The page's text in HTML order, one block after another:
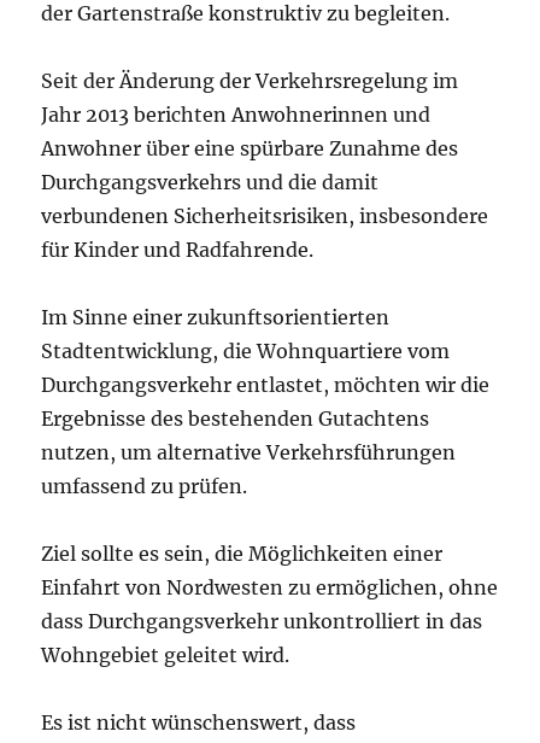
der Gartenstraße konstruktiv zu begleiten.
Seit der Änderung der Verkehrsregelung im
Jahr 2013 berichten Anwohnerinnen und
Anwohner über eine spürbare Zunahme des
Durchgangsverkehrs und die damit
verbundenen Sicherheitsrisiken, insbesondere
für Kinder und Radfahrende.
Im Sinne einer zukunftsorientierten
Stadtentwicklung, die Wohnquartiere vom
Durchgangsverkehr entlastet, möchten wir die
Ergebnisse des bestehenden Gutachtens
nutzen, um alternative Verkehrsführungen
umfassend zu prüfen.
Ziel sollte es sein, die Möglichkeiten einer
Einfahrt von Nordwesten zu ermöglichen, ohne
dass Durchgangsverkehr unkontrolliert in das
Wohngebiet geleitet wird.
Es ist nicht wünschenswert, dass